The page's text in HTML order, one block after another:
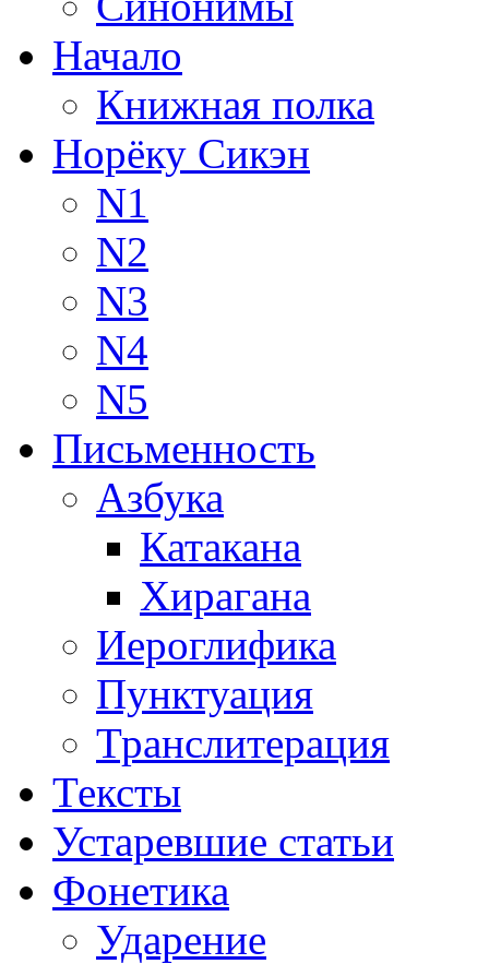
Начало
Книжная полка
Норёку Сикэн
N1
N2
N3
N4
N5
Письменность
Азбука
Катакана
Хирагана
Иероглифика
Пунктуация
Транслитерация
Тексты
Устаревшие статьи
Фонетика
Ударение